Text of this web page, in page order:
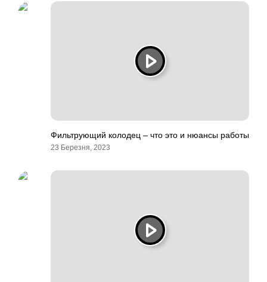
Фильтрующий колодец – что это и нюансы работы
23 Березня, 2023